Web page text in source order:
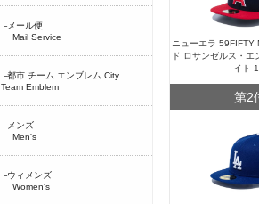
└メール便
Mail Service
└都市 チーム エンブレム City
Team Emblem
└メンズ
Men's
└ウィメンズ
Women's
ニューエラ 59FIFTY
ド ロサンゼルス・エ
イト
第2